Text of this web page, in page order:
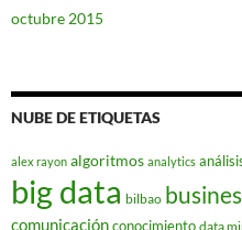
octubre 2015
NUBE DE ETIQUETAS
alex rayon algoritmos analytics
big data bilbao
comunicaciónconocimiento data